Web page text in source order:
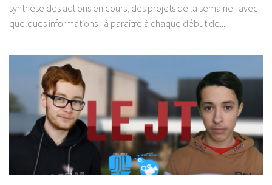
synthèse des actions en cours, des projets de la semaine.. avec
quelques informations ! à paraitre à chaque début de...